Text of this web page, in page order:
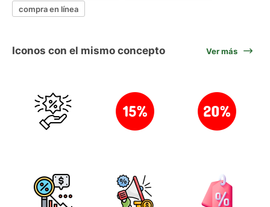
compra en línea
Iconos con el mismo concepto Ver más